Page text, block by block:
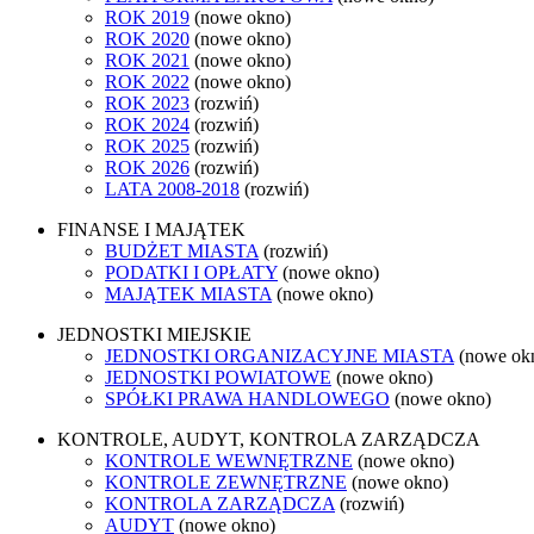
ROK 2019 (nowe okno)
ROK 2020 (nowe okno)
ROK 2021 (nowe okno)
ROK 2022 (nowe okno)
ROK 2023 (rozwiń)
ROK 2024 (rozwiń)
ROK 2025 (rozwiń)
ROK 2026 (rozwiń)
LATA 2008-2018 (rozwiń)
FINANSE I MAJĄTEK
BUDŻET MIASTA (rozwiń)
PODATKI I OPŁATY (nowe okno)
MAJĄTEK MIASTA (nowe okno)
JEDNOSTKI MIEJSKIE
JEDNOSTKI ORGANIZACYJNE MIASTA (nowe
JEDNOSTKI POWIATOWE (nowe okno)
SPÓŁKI PRAWA HANDLOWEGO (nowe okno)
KONTROLE, AUDYT, KONTROLA ZARZĄDCZA
KONTROLE WEWNĘTRZNE (nowe okno)
KONTROLE ZEWNĘTRZNE (nowe okno)
KONTROLA ZARZĄDCZA (rozwiń)
AUDYT (nowe okno)